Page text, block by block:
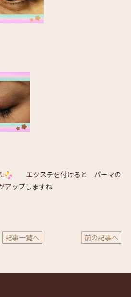
エクステを付けると パーマの
アップしますね
記事一覧へ 前の記事へ